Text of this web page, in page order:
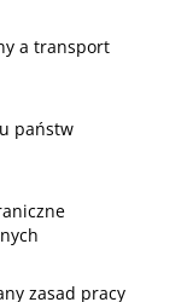
a transport
państw
zasad pracy